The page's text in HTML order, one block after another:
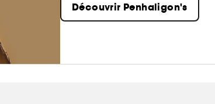
Découvrir Penhaligon's